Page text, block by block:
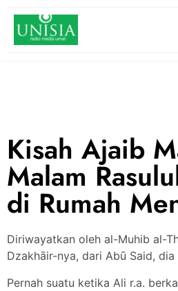
Kisah Ajaib
Malam
di Rumah
Diriwayatkan oleh al-Muhib al-
Dzakhāir-nya, dari Abū Said, dia
Pernah suatu ketika Ali r.a.